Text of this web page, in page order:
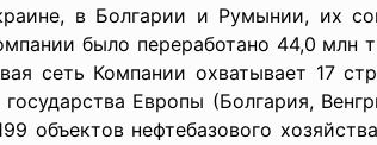
в Болгарии и Румынии, их
было переработано 44,0 млн
сеть Компании охватывает 17
Европы (Болгария,
объектов нефтебазового